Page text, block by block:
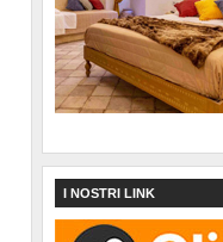
I NOSTRI LINK